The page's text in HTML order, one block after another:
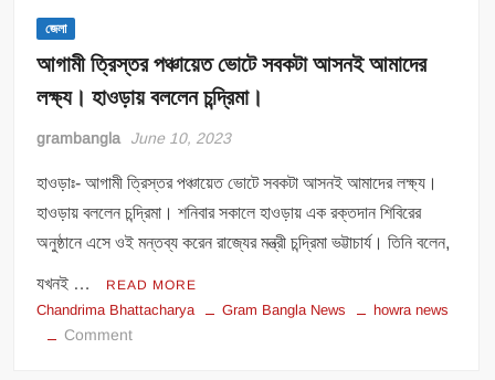
জেলা
আগামী ত্রিস্তর পঞ্চায়েত ভোটে সবকটা আসনই আমাদের
লক্ষ্য। হাওড়ায় বললেন চন্দ্রিমা।
grambangla June 10, 2023
হাওড়াঃ- আগামী ত্রিস্তর পঞ্চায়েত ভোটে সবকটা আসনই আমাদের লক্ষ্য।
হাওড়ায় বললেন চন্দ্রিমা। শনিবার সকালে হাওড়ায় এক রক্তদান শিবিরের
অনুষ্ঠানে এসে ওই মন্তব্য করেন রাজ্যের মন্ত্রী চন্দ্রিমা ভট্টাচার্য। তিনি বলেন,
যখনই … READ MORE
Chandrima Bhattacharya Gram Bangla News howra news
Commenton